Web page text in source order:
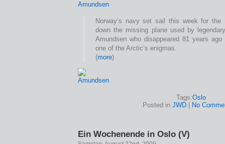
Norway’s navy set sail this week for
down the missing plane used by
Amundsen who disappeared 81 years
one of the Arctic’s enigmas.
(more)
Tags:Oslo
Posted in JWD No
Ein Wochenende in Oslo (V)